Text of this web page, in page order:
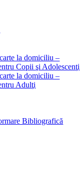
la domiciliu –
Copii şi Adolescenţi
la domiciliu –
Adulţi
Bibliografică